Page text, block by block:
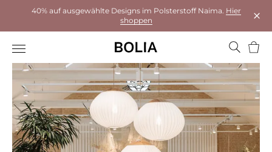
40% auf ausgewählte Designs im Polsterstoff Naima. Hier
shoppen